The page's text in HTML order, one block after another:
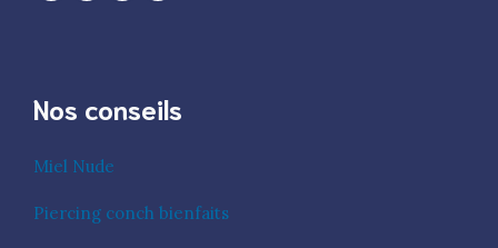
Nos conseils
Miel Nude
Piercing conch bienfaits